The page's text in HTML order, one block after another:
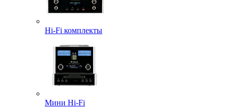
Hi-Fi комплекты
Мини Hi-Fi